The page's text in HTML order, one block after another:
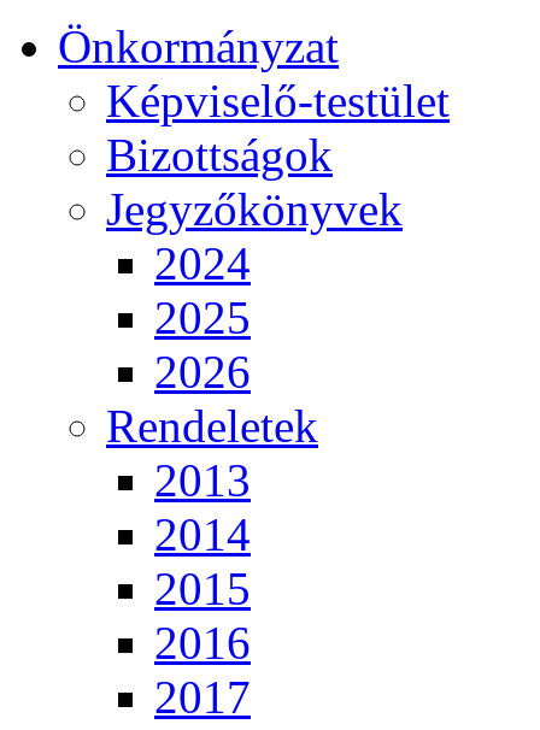
Önkormányzat
Képviselő-testület
Bizottságok
Jegyzőkönyvek
2024
2025
2026
Rendeletek
2013
2014
2015
2016
2017